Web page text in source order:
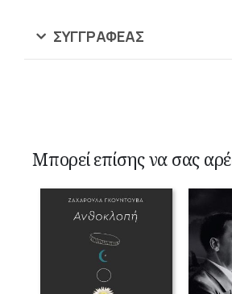
ΣΥΓΓΡΑΦΈΑΣ
Μπορεί επίσης να σας